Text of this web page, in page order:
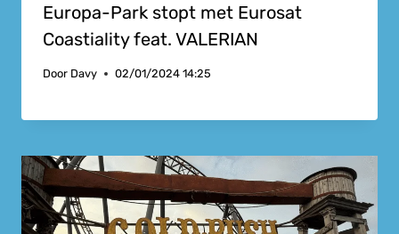
Europa-Park stopt met Eurosat
Coastiality feat. VALERIAN
Door Davy 02/01/2024 14:25